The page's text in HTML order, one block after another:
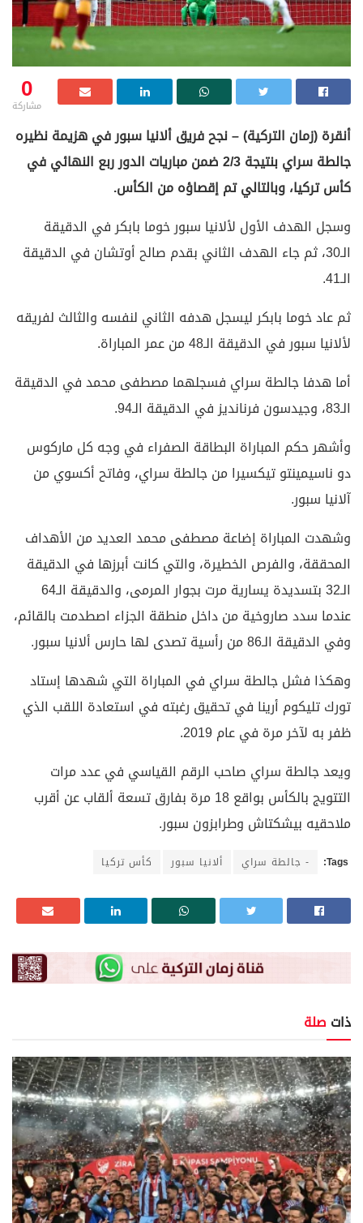
0
مشاركة
أنقرة (زمان التركية) – نجح فريق ألانيا سبور في هزيمة نظيره
جالطة سراي بنتيجة 2/3 ضمن مباريات الدور ربع النهائي في
كأس تركيا، وبالتالي تم إقصاؤه من الكأس.
وسجل الهدف الأول لألانيا سبور خوما بابكر في الدقيقة
الـ30، ثم جاء الهدف الثاني بقدم صالح أوتشان في الدقيقة
الـ41.
ثم عاد خوما بابكر ليسجل هدفه الثاني لنفسه والثالث لفريقه
لألانيا سبور في الدقيقة الـ48 من عمر المباراة.
أما هدفا جالطة سراي فسجلهما مصطفى محمد في الدقيقة
الـ83، وجيدسون فرنانديز في الدقيقة الـ94.
وأشهر حكم المباراة البطاقة الصفراء في وجه كل ماركوس
دو ناسيمينتو تيكسيرا من جالطة سراي، وفاتح أكسوي من
آلانيا سبور.
وشهدت المباراة إضاعة مصطفى محمد العديد من الأهداف
المحققة، والفرص الخطيرة، والتي كانت أبرزها في الدقيقة
الـ32 بتسديدة يسارية مرت بجوار المرمى، والدقيقة الـ64
عندما سدد صاروخية من داخل منطقة الجزاء اصطدمت بالقائم،
وفي الدقيقة الـ86 من رأسية تصدى لها حارس ألانيا سبور.
وهكذا فشل جالطة سراي في المباراة التي شهدها إستاد
تورك تليكوم أرينا في تحقيق رغبته في استعادة اللقب الذي
ظفر به لآخر مرة في عام 2019.
ويعد جالطة سراي صاحب الرقم القياسي في عدد مرات
التتويج بالكأس بواقع 18 مرة بفارق تسعة ألقاب عن أقرب
ملاحقيه بيشكتاش وطرابزون سبور.
Tags: - جالطة سراي ألانيا سبور كأس تركيا
ذاتصلة